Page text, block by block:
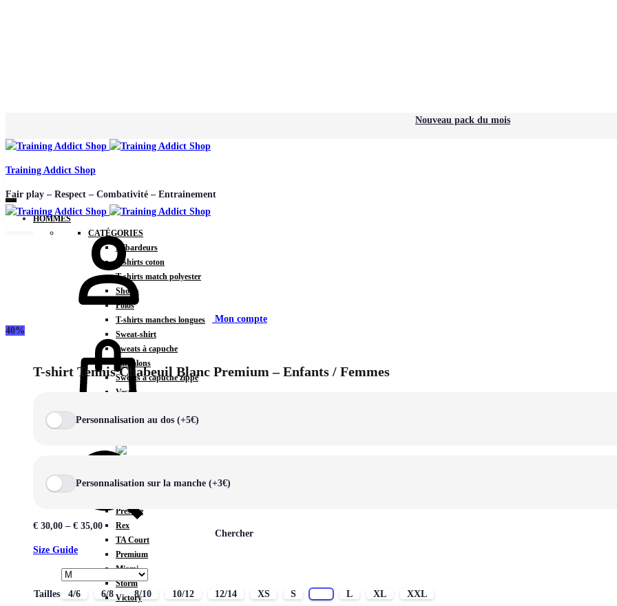
Nouveau pack du mois
Training Addict Shop
Fair play – Respect – Combativité – Entrainement
HOMMES
CATÉGORIES
Débardeurs
T-shirts coton
T-shirts match polyester
Shorts
Polos
T-shirts manches longues
Sweat-shirt
Sweats à capuche
Pantalons
Sweats à capuche zippé
Vestes
Prestige
Rex
TA Court
Premium
Miami
Storm
Victory
Mon compte
Chercher
40%
T-shirt Tennis Chabeuil Blanc Premium – Enfants / Femmes
Personnalisation au dos (+5€)
Personnalisation sur la manche (+3€)
€ 30,00 – € 35,00
Size Guide
Tailles 4/6 6/8 8/10 10/12 12/14 XS S L XL
XXL